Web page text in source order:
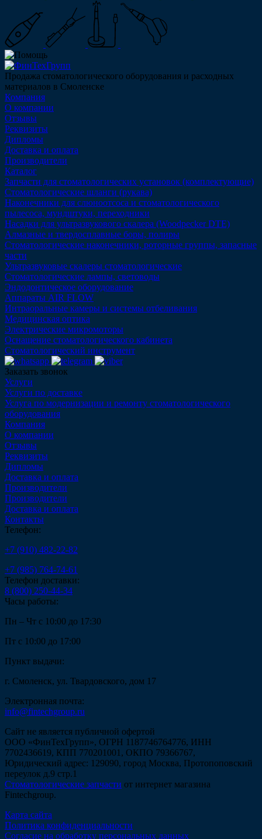
Продажа стоматологического оборудования и расходных
материалов в Смоленске
Компания
О компании
Отзывы
Реквизиты
Дипломы
Доставка и оплата
Производители
Каталог
Запчасти для стоматологических установок (комплектующие)
Стоматологические шланги (рукава)
Наконечники для слюноотсоса и стоматологического
пылесоса, мундштуки, переходники
Насадки для ультразвукового скалера (Woodpecker DTE)
Алмазные и твердосплавные боры, полиры
Стоматологические наконечники, роторные группы, запасные
части
Ультразвуковые скалеры стоматологические
Стоматологические лампы, световоды
Эндодонтическое оборудование
Аппараты AIR FLOW
Интраоральные камеры и системы отбеливания
Медицинская оптика
Электрические микромоторы
Оснащение стоматологического кабинета
Стоматологический инструмент
Заказать звонок
Услуги
Услуги по доставке
Услуга по модернизации и ремонту стоматологического
оборудования
Компания
О компании
Отзывы
Реквизиты
Дипломы
Доставка и оплата
Производители
Производители
Доставка и оплата
Контакты
Телефон:
+7 (910) 482-22-82
+7 (985) 764-74-61
Телефон доставки:
8 (800) 250-44-34
Часы работы:
Пн – Чт с 10:00 до 17:30
Пт с 10:00 до 17:00
Пункт выдачи:
г. Смоленск, ул. Твардовского, дом 17
Электронная почта:
info@fintechgroup.ru
Сайт не является публичной офертой
ООО «ФинТехГрупп», ОГРН 1187746764776, ИНН
7702436619, КПП 770201001, ОКПО 79366767,
Юридический адрес: 129090, город Москва, Протопоповский
переулок д.9 стр.1
Стоматологические запчасти от интернет магазина
Fintechgroup.
Карта сайта
Политика конфиденциальности
Согласие на обработку персональных данных